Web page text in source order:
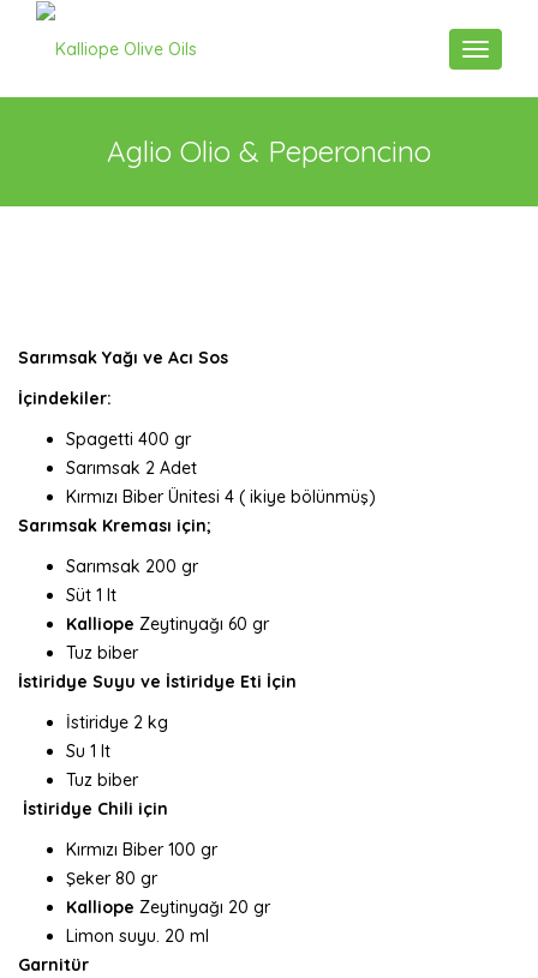
Toggle
Aglio Olio & Peperoncino
Sarımsak Yağı ve Acı Sos
İçindekiler:
Spagetti 400 gr
Sarımsak 2 Adet
Kırmızı Biber Ünitesi 4 ( ikiye bölünmüş)
Sarımsak Kreması için;
Sarımsak 200 gr
Süt 1 lt
Kalliope Zeytinyağı 60 gr
Tuz biber
İstiridye Suyu ve İstiridye Eti İçin
İstiridye 2 kg
Su 1 lt
Tuz biber
İstiridye Chili için
Kırmızı Biber 100 gr
Şeker 80 gr
Kalliope Zeytinyağı 20 gr
Limon suyu. 20 ml
Garnitür